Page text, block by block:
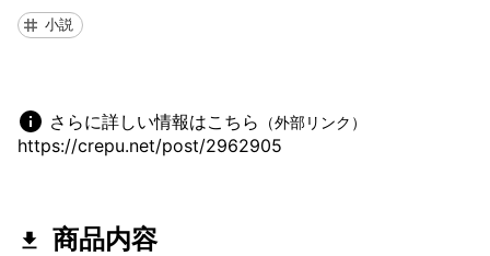
小説
さらに詳しい情報はこちら （外部リンク）
https://crepu.net/post/2962905
商品内容